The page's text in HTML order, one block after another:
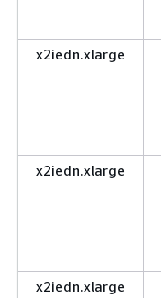
x2iedn.xlarge
x2iedn.xlarge
x2iedn.xlarge